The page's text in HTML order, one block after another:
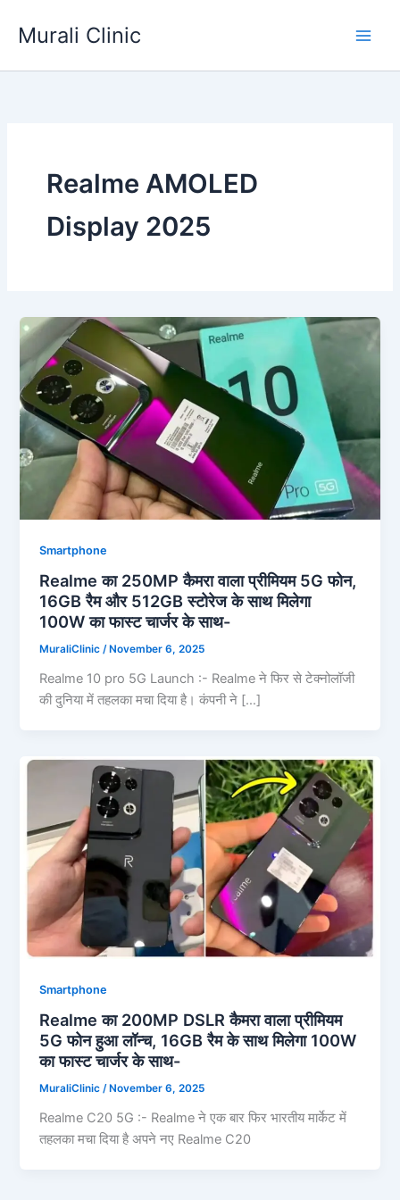
Murali Clinic
Realme AMOLED
Display 2025
Smartphone
Realme का 250MP कैमरा वाला प्रीमियम 5G फोन,
16GB रैम और 512GB स्टोरेज के साथ मिलेगा
100W का फास्ट चार्जर के साथ-
MuraliClinic/ November 6, 2025
Realme 10 pro 5G Launch :- Realme ने फिर से टेक्नोलॉजी
की दुनिया में तहलका मचा दिया है। कंपनी ने […]
Smartphone
Realme का 200MP DSLR कैमरा वाला प्रीमियम
5G फोन हुआ लॉन्च, 16GB रैम के साथ मिलेगा 100W
का फास्ट चार्जर के साथ-
MuraliClinic/ November 6, 2025
Realme C20 5G :- Realme ने एक बार फिर भारतीय मार्केट में
तहलका मचा दिया है अपने नए Realme C20